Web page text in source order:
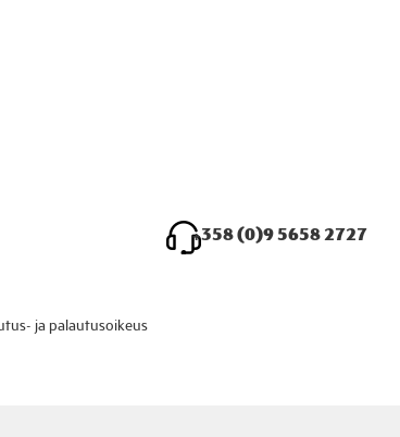
+358 (0)9 5658 2727
ja palautusoikeus